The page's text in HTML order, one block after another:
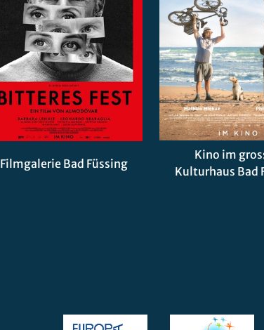
Filmgalerie Bad Füssing
Kino im
Kulturhaus Bad